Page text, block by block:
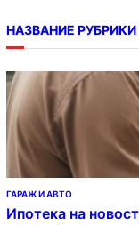
НАЗВАНИЕ РУБРИКИ
ГАРАЖ И АВТО
Ипотека на